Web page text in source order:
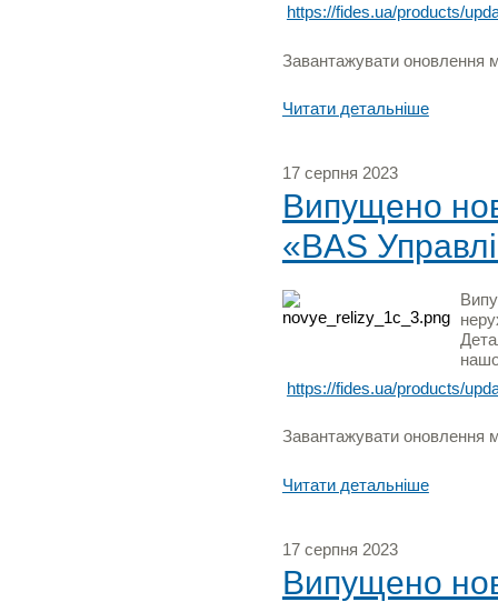
https://fides.ua/products/
Завантажувати оновлення
Читати детальніше
17 серпня 2023
Випущено
«BAS
https://fides.ua/products/
Завантажувати оновлення
Читати детальніше
17 серпня 2023
Випущено